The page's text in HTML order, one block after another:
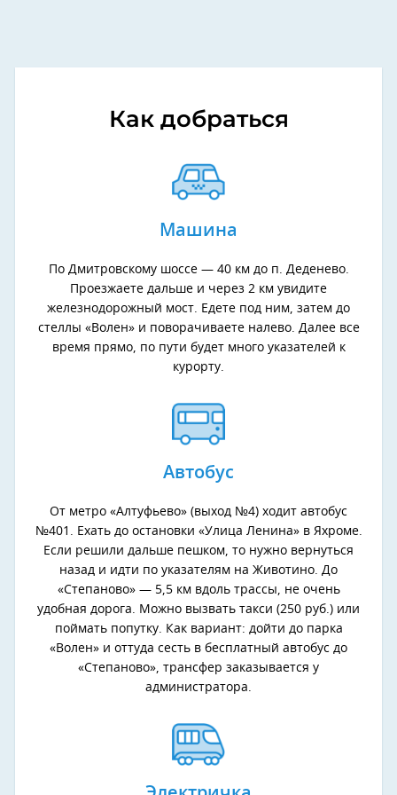
Как добраться
Машина
По Дмитровскому шоссе — 40 км до п. Деденево.
Проезжаете дальше и через 2 км увидите
железнодорожный мост. Едете под ним, затем до
стеллы «Волен» и поворачиваете налево. Далее все
время прямо, по пути будет много указателей к
курорту.
Автобус
От метро «Алтуфьево» (выход №4) ходит автобус
№401. Ехать до остановки «Улица Ленина» в Яхроме.
Если решили дальше пешком, то нужно вернуться
назад и идти по указателям на Животино. До
«Степаново» — 5,5 км вдоль трассы, не очень
удобная дорога. Можно вызвать такси (250 руб.) или
поймать попутку. Как вариант: дойти до парка
«Волен» и оттуда сесть в бесплатный автобус до
«Степаново», трансфер заказывается у
администратора.